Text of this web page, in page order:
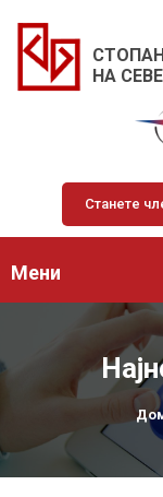
НА
Станете
Мени